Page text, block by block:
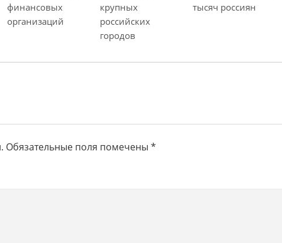
ь
финансовых
организаций
крупных
российских
городов
тысяч россиян
Обязательные поля помечены *